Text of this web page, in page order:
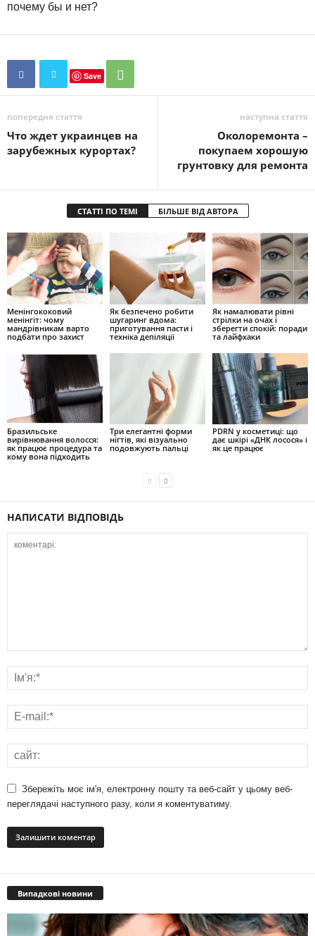
почему бы и нет?
Save
попередня стаття
Что ждет украинцев на
зарубежных курортах?
наступна стаття
Околоремонта –
покупаем хорошую
грунтовку для ремонта
СТАТТІ ПО ТЕМІ БІЛЬШЕ ВІД АВТОРА
Менінгококовий
менінгіт: чому
мандрівникам варто
подбати про захист
Як безпечено робити
шугаринг вдома:
приготування пасти і
техніка депіляції
Як намалювати рівні
стрілки на очах і
зберегти спокій: поради
та лайфхаки
Бразильське
вирівнювання волосся:
як працює процедура та
кому вона підходить
Три елегантні форми
нігтів, які візуально
подовжують пальці
PDRN у косметиці: що
дає шкірі «ДНК лосося» і
як це працює
НАПИСАТИ ВІДПОВІДЬ
Збережіть моє ім'я, електронну пошту та веб-сайт у цьому веб-
переглядачі наступного разу, коли я коментуватиму.
Випадкові новини